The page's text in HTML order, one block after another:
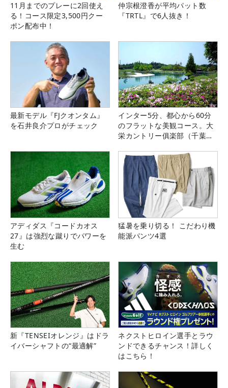
11月までのプレーに2回使え
る！コース限定3,500円クー
ポン配布中！
仲宗根澄香が平均パット数
『TRTL』で6人抜き！
最新モデル『FJクオンタム』
を石井良介プロがチェック
インター5分、都心から60分
のフラットな美観コース。大
栄カントリー俱楽部（千葉
アディダス『コードカオス
27』は強烈な蹴りでパワーを
生む
猛暑を乗り切る！ こだわり機
能派パンツ4選
新『TENSEIオレンジ』はドラ
イバーシャフトの“最適解”
ネクストヒロイン選手とラウ
ンドできるチャンス！詳しく
はこちら！